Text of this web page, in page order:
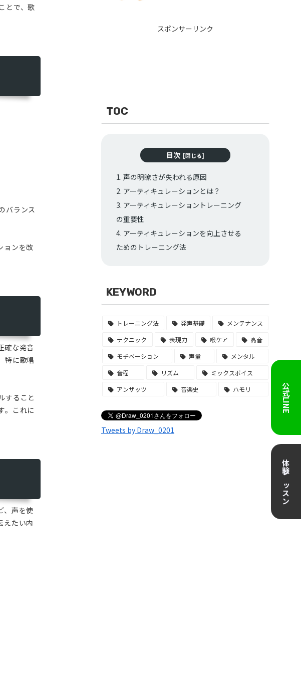
とで、歌
バランス
ョンを改
確な発音
特に歌唱
すること
。これに
、声を使
えたい内
スポンサーリンク
TOC
目次
1. 声の明瞭さが失われる原因
2. アーティキュレーションとは？
3. アーティキュレーショントレーニング
の重要性
4. アーティキュレーションを向上させる
ためのトレーニング法
4.3 練習フレーズの繰り返し
5. 発音の明瞭さを高めるための補助エク
5.2 発声練習
まとめ
KEYWORD
トレーニング法 発声基礎
メンテナンス
テクニック
表現力 喉ケア
高音
モチベーション
声量
メンタル
音程
リズム
ミックスボイス
アンザッツ
音楽史 ハモリ
Tweets by Draw_0201
公式LINE
体験レッスン